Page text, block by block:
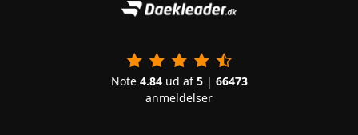
Note 4.84ud af5| 66473
anmeldelser